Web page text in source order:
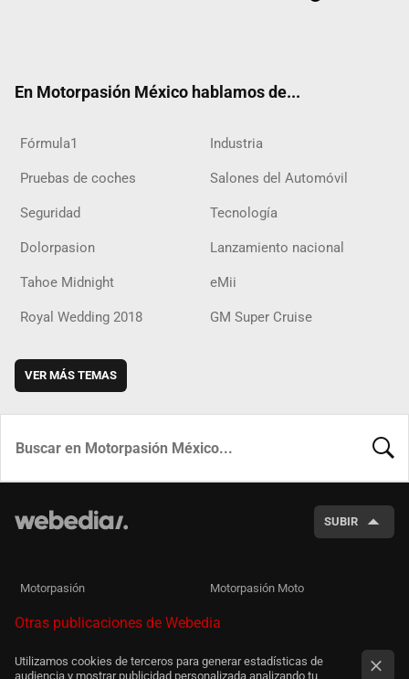
En Motorpasión México hablamos de...
Fórmula1 Industria
Pruebas de coches Salones del Automóvil
Seguridad Tecnología
Dolorpasion Lanzamiento nacional
Tahoe Midnight eMii
Royal Wedding 2018 GM Super Cruise
VER MÁS TEMAS
SUBIR
Motorpasión Motorpasión Moto
Otras publicaciones de Webedia
Utilizamos cookies de terceros para generar estadísticas de
audiencia y mostrar publicidad personalizada analizando tu